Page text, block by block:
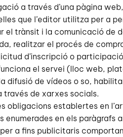
a través d’una pàgina
que l’editor utilitza per a
el trànsit i la comunicació de
realitzar el procés de
d’inscripció o
el servei (lloc web,
de vídeos o so,
de xarxes socials.
establertes en
en els
a fins publicitaris